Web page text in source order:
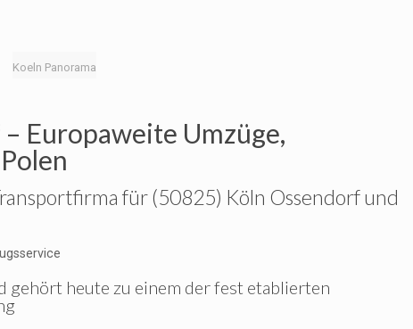
Koeln Panorama
Europaweite Umzüge,
für (50825) Köln Ossendorf und
heute zu einem der fest etablierten